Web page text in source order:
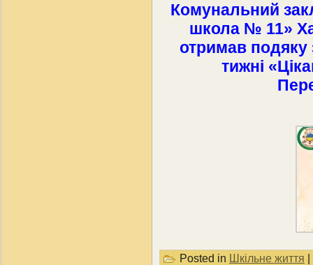
Комунальний
школа № 11»
отримав подяку
тижні
Posted in Шкільне життя |